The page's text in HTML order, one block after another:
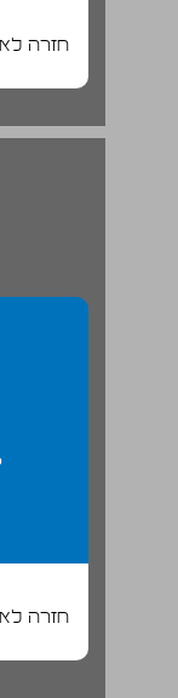
חזרה
חזרה